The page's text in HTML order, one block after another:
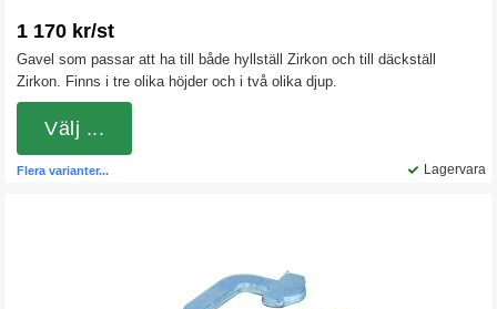
1 170 kr/st
Gavel som passar att ha till både hyllställ Zirkon och till däckställ
Zirkon. Finns i tre olika höjder och i två olika djup.
Lagervara
Flera varianter...
Välj ...